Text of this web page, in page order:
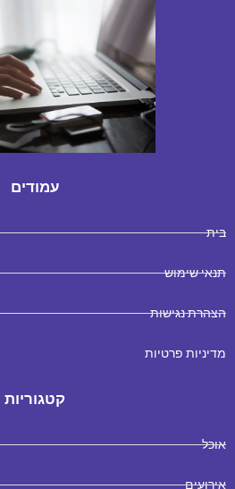
עמודים
בית
תנאי שימוש
הצהרת נגישות
מדיניות פרטיות
קטגוריות
אוכל
אירועים